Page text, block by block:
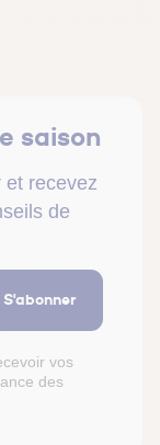
saison
et recevez
de
S'abonner
vos
des